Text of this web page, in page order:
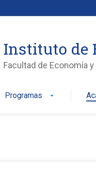
Instituto de
Facultad de Economía
Programas arrow_drop_down